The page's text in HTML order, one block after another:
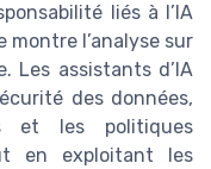
liés à l’IA
l’analyse sur
Les assistants d’IA
des données,
et les politiques
en exploitant les